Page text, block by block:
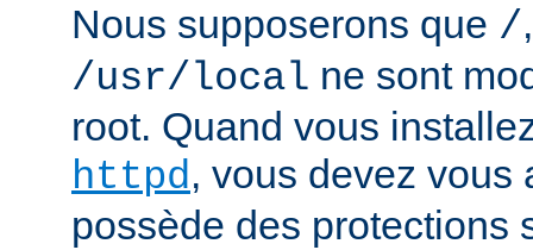
Nous supposerons que /
/usr/local ne sont
root. Quand vous
httpd, vous devez vous
possède des protections